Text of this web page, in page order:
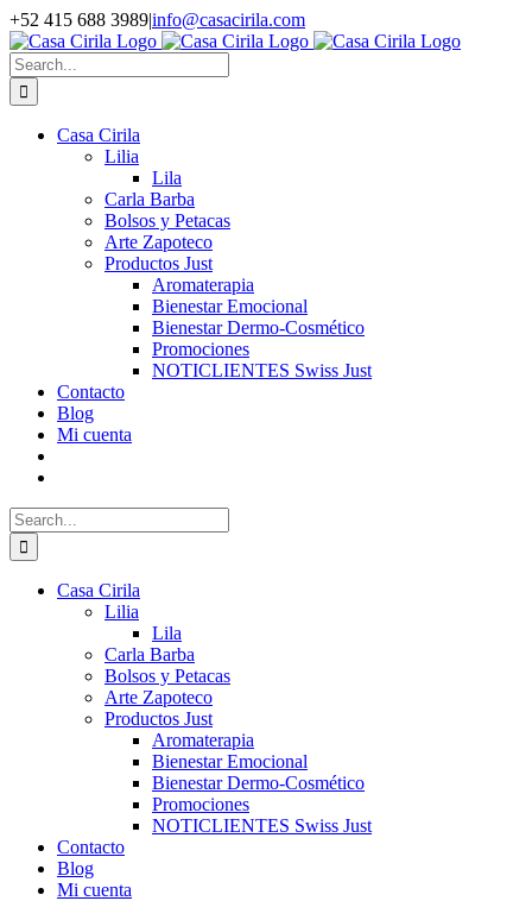
Skip
to
content
+52 415 688 3989|info@casacirila.com
Instagram
Facebook
Pinterest
WhatsApp
Email
Search
for:
Casa Cirila
Lilia
Lila
Carla Barba
Bolsos y Petacas
Arte Zapoteco
Productos Just
Aromaterapia
Bienestar Emocional
Bienestar Dermo-Cosmético
Promociones
NOTICLIENTES Swiss Just
Contacto
Blog
Mi cuenta
Search
for:
Casa Cirila
Lilia
Lila
Carla Barba
Bolsos y Petacas
Arte Zapoteco
Productos Just
Aromaterapia
Bienestar Emocional
Bienestar Dermo-Cosmético
Promociones
NOTICLIENTES Swiss Just
Contacto
Blog
Mi cuenta